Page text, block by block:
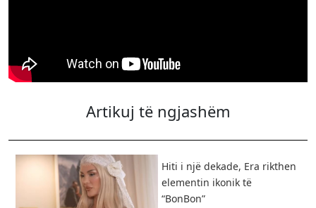
Artikuj të ngjashëm
Hiti i një dekade, Era rikthen
elementin ikonik të
“BonBon”